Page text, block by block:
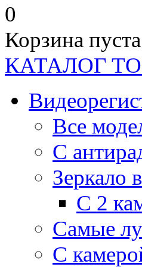
0
Корзина пуста
КАТАЛОГ
Все
C
Зеркало
С 2
Самые
С